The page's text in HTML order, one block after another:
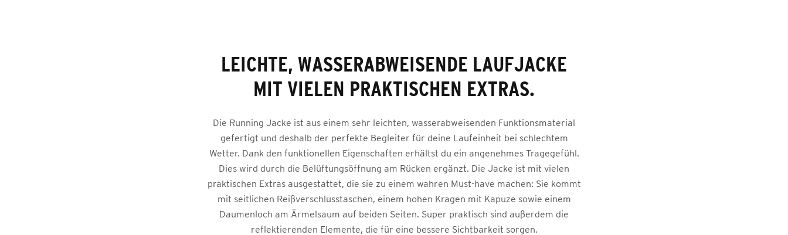
LEICHTE, WASSERABWEISENDE LAUFJACKE
MIT VIELEN PRAKTISCHEN EXTRAS.
Die Running Jacke ist aus einem sehr leichten, wasserabweisenden Funktionsmaterial
gefertigt und deshalb der perfekte Begleiter für deine Laufeinheit bei schlechtem
Wetter. Dank den funktionellen Eigenschaften erhältst du ein angenehmes Tragegefühl.
Dies wird durch die Belüftungsöffnung am Rücken ergänzt. Die Jacke ist mit vielen
praktischen Extras ausgestattet, die sie zu einem wahren Must-have machen: Sie kommt
mit seitlichen Reißverschlusstaschen, einem hohen Kragen mit Kapuze sowie einem
Daumenloch am Ärmelsaum auf beiden Seiten. Super praktisch sind außerdem die
reflektierenden Elemente, die für eine bessere Sichtbarkeit sorgen.